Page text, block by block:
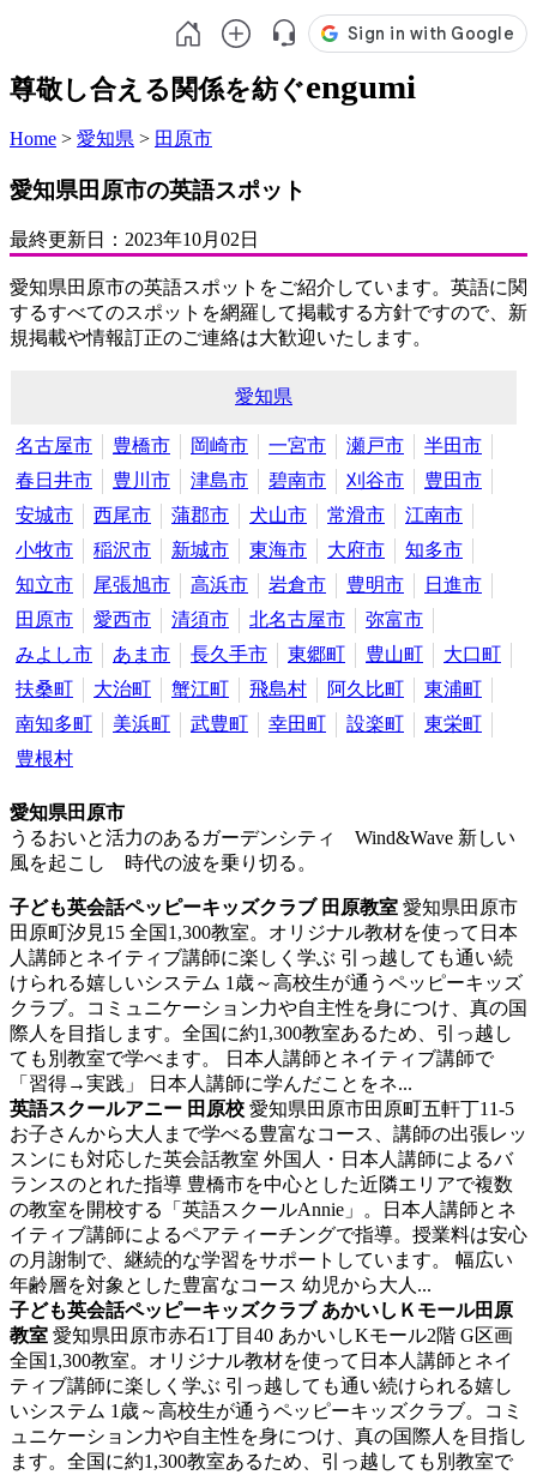
尊敬し合える関係を紡ぐengumi
Home > 愛知県 > 田原市
愛知県田原市の英語スポット
最終更新日： 2023年10月02日
愛知県田原市の英語スポットをご紹介しています。英語に関
するすべてのスポットを網羅して掲載する方針ですので、新
規掲載や情報訂正のご連絡は大歓迎いたします。
愛知県
名古屋市 豊橋市 岡崎市 一宮市 瀬戸市
半田市
春日井市
豊川市 津島市 碧南市 刈谷市
豊田市
安城市
西尾市 蒲郡市 犬山市 常滑市
江南市
小牧市
稲沢市 新城市 東海市 大府市
知多市
知立市
尾張旭市 高浜市 岩倉市 豊明市
日進市
田原市
愛西市 清須市 北名古屋市
弥富市
みよし市
あま市 長久手市 東郷町 豊山町
大口町
扶桑町
大治町 蟹江町 飛島村 阿久比町
東浦町
南知多町
美浜町 武豊町 幸田町 設楽町
東栄町
豊根村
愛知県田原市
うるおいと活力のあるガーデンシティ Wind&Wave 新しい
風を起こし 時代の波を乗り切る。
子ども英会話ペッピーキッズクラブ 田原教室 愛知県田原市
田原町汐見15 全国1,300教室。オリジナル教材を使って日本
人講師とネイティブ講師に楽しく学ぶ 引っ越しても通い続
けられる嬉しいシステム 1歳～高校生が通うペッピーキッズ
クラブ。コミュニケーション力や自主性を身につけ、真の国
際人を目指します。全国に約1,300教室あるため、引っ越し
ても別教室で学べます。 日本人講師とネイティブ講師で
「習得→実践」 日本人講師に学んだことをネ...
英語スクールアニー 田原校 愛知県田原市田原町五軒丁11-5
お子さんから大人まで学べる豊富なコース、講師の出張レッ
スンにも対応した英会話教室 外国人・日本人講師によるバ
ランスのとれた指導 豊橋市を中心とした近隣エリアで複数
の教室を開校する「英語スクールAnnie」。日本人講師とネ
イティブ講師によるペアティーチングで指導。授業料は安心
の月謝制で、継続的な学習をサポートしています。 幅広い
年齢層を対象とした豊富なコース 幼児から大人...
子ども英会話ペッピーキッズクラブ あかいしＫモール田原
教室 愛知県田原市赤石1丁目40 あかいしKモール2階 G区画
全国1,300教室。オリジナル教材を使って日本人講師とネイ
ティブ講師に楽しく学ぶ 引っ越しても通い続けられる嬉し
いシステム 1歳～高校生が通うペッピーキッズクラブ。コミ
ュニケーション力や自主性を身につけ、真の国際人を目指し
ます。全国に約1,300教室あるため、引っ越しても別教室で